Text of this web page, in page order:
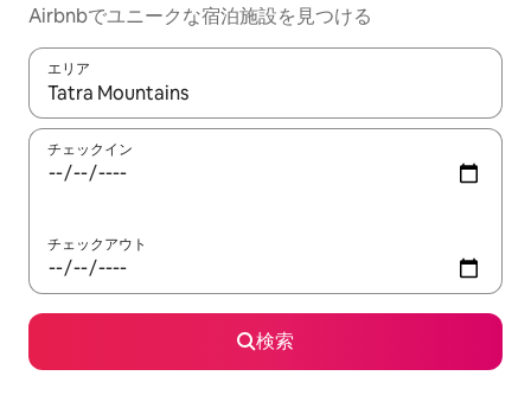
Airbnbでユニークな宿泊施設を見つける
エリア
検索結果が表示されたら、上下の矢印キーを使って移動するか
チェックイン
チェックアウト
検索